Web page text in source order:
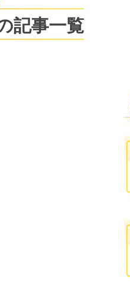
記事一覧